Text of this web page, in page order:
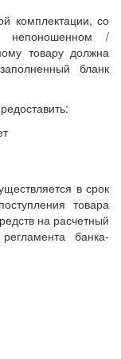
комплектации, со
непоношенном /
товару должна
бланк
в срок
товара
на расчетный
банка-